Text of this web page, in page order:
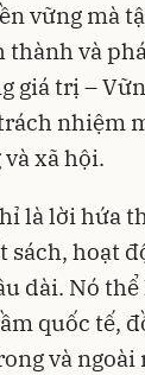
vững mà
và
giá trị –
nhiệm
xã hội.
là lời hứa
hoạt
dài. Nó
quốc tế,
và ngoài